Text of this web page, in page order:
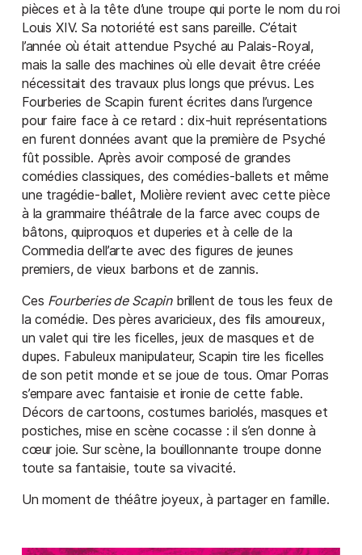
pièces et à la tête d’une troupe qui porte le nom du roi
Louis XIV. Sa notoriété est sans pareille. C’était
l’année où était attendue Psyché au Palais-Royal,
mais la salle des machines où elle devait être créée
nécessitait des travaux plus longs que prévus. Les
Fourberies de Scapin furent écrites dans l’urgence
pour faire face à ce retard : dix-huit représentations
en furent données avant que la première de Psyché
fût possible. Après avoir composé de grandes
comédies classiques, des comédies-ballets et même
une tragédie-ballet, Molière revient avec cette pièce
à la grammaire théâtrale de la farce avec coups de
bâtons, quiproquos et duperies et à celle de la
Commedia dell’arte avec des figures de jeunes
premiers, de vieux barbons et de zannis.
Ces Fourberies de Scapinbrillent de tous les feux de
la comédie. Des pères avaricieux, des fils amoureux,
un valet qui tire les ficelles, jeux de masques et de
dupes. Fabuleux manipulateur, Scapin tire les ficelles
de son petit monde et se joue de tous. Omar Porras
s’empare avec fantaisie et ironie de cette fable.
Décors de cartoons, costumes bariolés, masques et
postiches, mise en scène cocasse : il s’en donne à
cœur joie. Sur scène, la bouillonnante troupe donne
toute sa fantaisie, toute sa vivacité.
Un moment de théâtre joyeux, à partager en famille.